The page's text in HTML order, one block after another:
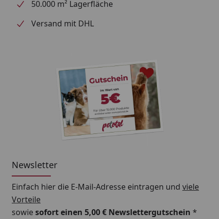
Ausstattung: Stufenlos verstellbar, Klettverschluss,
Hochwertige Fertigung in der EU, besonders
Schutz, Bewegungsfreiheit und höchsten
Tragekomfort – für entspannte und sichere
Spaziergänge jeden Tag.
50.000 m² Lagerfläche
Versand mit DHL
Newsletter
Einfach hier die E-Mail-Adresse eintragen und viele
Vorteile
sowiesofort einen 5,00 € Newslettergutschein *